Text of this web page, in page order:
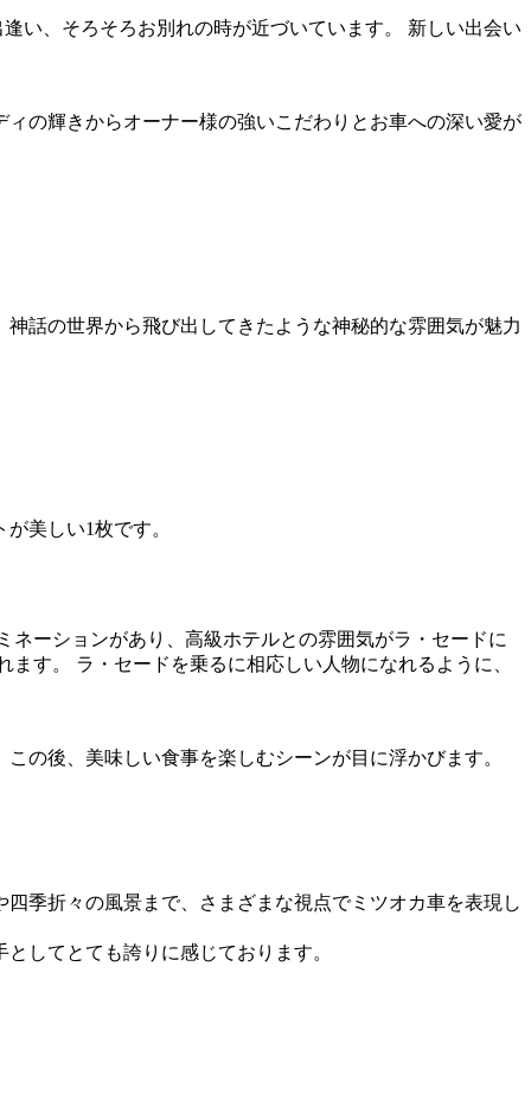
い、そろそろお別れの時が近づいています。 新しい出会い
の輝きからオーナー様の強いこだわりとお車への深い愛が
話の世界から飛び出してきたような神秘的な雰囲気が魅力
美しい1枚です。
ーションがあり、高級ホテルとの雰囲気がラ・セードに
す。 ラ・セードを乗るに相応しい人物になれるように、
の後、美味しい食事を楽しむシーンが目に浮かびます。
季折々の風景まで、さまざまな視点でミツオカ車を表現し
してとても誇りに感じております。